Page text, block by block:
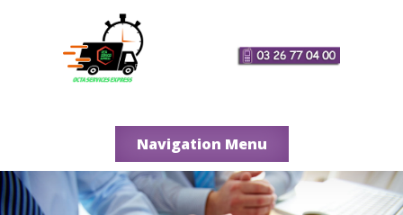
Navigation Menu